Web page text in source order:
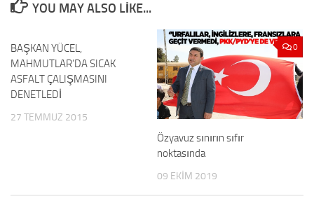
YOU MAY ALSO LIKE...
BAŞKAN YÜCEL,
MAHMUTLAR’DA SICAK
ASFALT ÇALIŞMASINI
DENETLEDİ
27 TEMMUZ 2015
0
Özyavuz sınırın sıfır
noktasında
09 EKIM 2019